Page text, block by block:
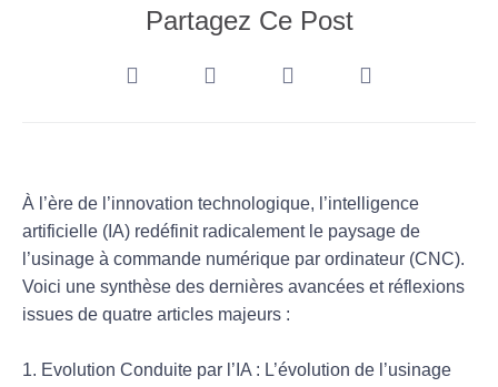
Partagez Ce Post
À l’ère de l’innovation technologique, l’intelligence
artificielle (IA) redéfinit radicalement le paysage de
l’usinage à commande numérique par ordinateur (CNC).
Voici une synthèse des dernières avancées et réflexions
issues de quatre articles majeurs :
1. Evolution Conduite par l’IA : L’évolution de l’usinage